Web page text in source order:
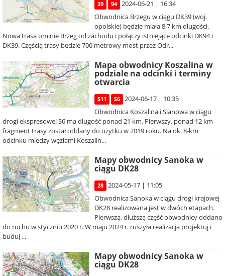
39 94
2024-06-21 | 16:34
Obwodnica Brzegu w ciągu DK39 (woj.
opolskie) będzie miała 8,7 km długości.
Nowa trasa ominie Brzeg od zachodu i połączy istniejące odcinki DK94 i
DK39. Częścią trasy będzie 700 metrowy most przez Odr...
Mapa obwodnicy Koszalina w
podziale na odcinki i terminy
otwarcia
S11 S6
2024-06-17 | 10:35
Obwodnica Koszalina i Sianowa w ciągu
drogi ekspresowej S6 ma długość ponad 21 km. Pierwszy, ponad 12 km
fragment trasy został oddany do użytku w 2019 roku. Na ok. 8-km
odcinku między węzłami Koszalin...
Mapy obwodnicy Sanoka w
ciągu DK28
28
2024-05-17 | 11:05
Obwodnica Sanoka w ciągu drogi krajowej
DK28 realizowana jest w dwóch etapach.
Pierwszą, dłuższą część obwodnicy oddano
do ruchu w styczniu 2020 r. W maju 2024 r. ruszyła realizacja projektuj i
buduj ...
Mapy obwodnicy Sanoka w
ciągu DK28